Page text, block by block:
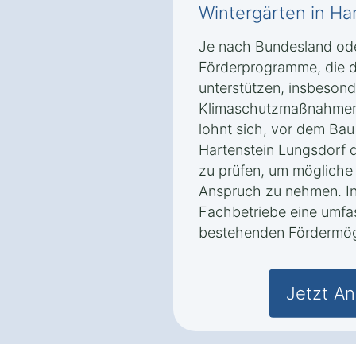
Wintergärten in
Je nach Bundesland
Förderprogramme, die
unterstützen,
lohnt sich, vor dem
Hartenstein Lungsdorf
zu prüfen, um
Anspruch zu nehmen.
Fachbetriebe eine
bestehenden
Jetzt